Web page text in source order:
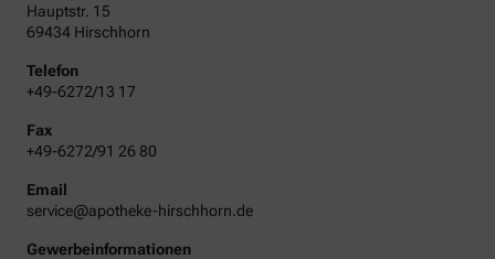
Hauptstr. 15
69434 Hirschhorn
Telefon
+49-6272/13 17
Fax
+49-6272/91 26 80
Email
service@apotheke-hirschhorn.de
Gewerbeinformationen